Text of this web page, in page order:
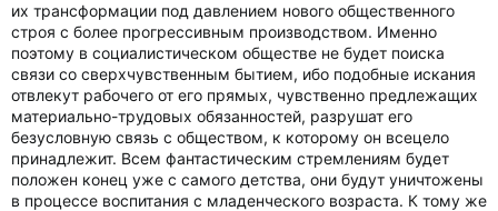
их трансформации под давлением нового общественного
строя с более прогрессивным производством. Именно
поэтому в социалистическом обществе не будет поиска
связи со сверхчувственным бытием, ибо подобные искания
отвлекут рабочего от его прямых, чувственно предлежащих
материально-трудовых обязанностей, разрушат его
безусловную связь с обществом, к которому он всецело
принадлежит. Всем фантастическим стремлениям будет
положен конец уже с самого детства, они будут уничтожены
в процессе воспитания с младенческого возраста. К тому же